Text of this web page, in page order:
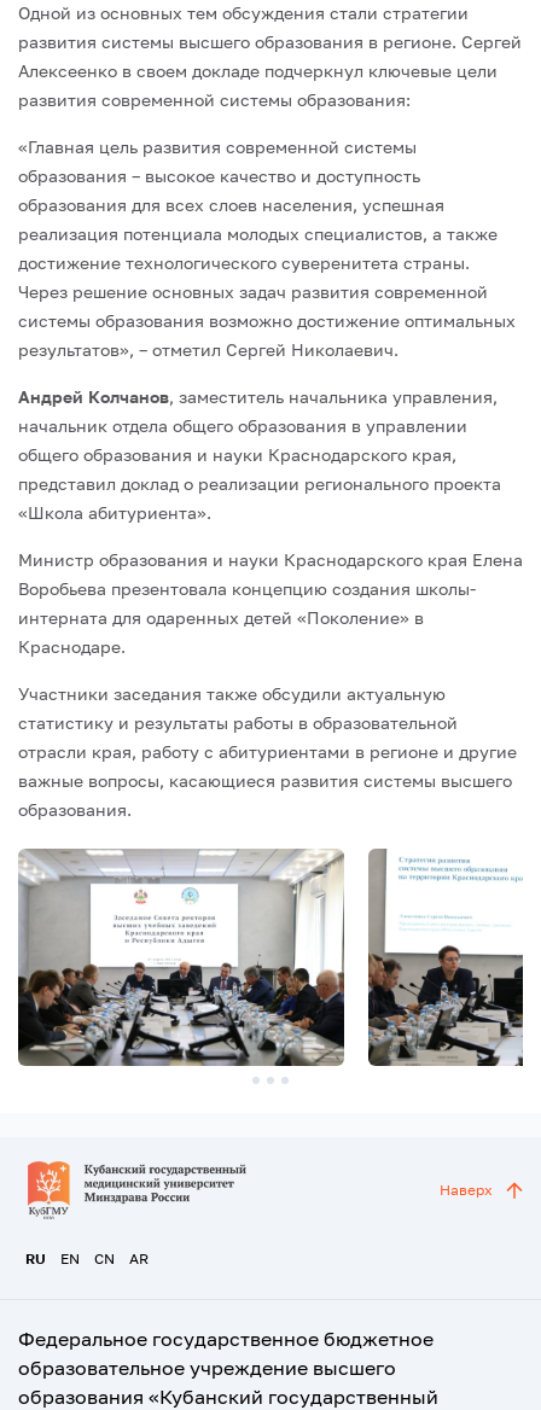
Одной из основных тем обсуждения стали стратегии
развития системы высшего образования в регионе. Сергей
Алексеенко в своем докладе подчеркнул ключевые цели
развития современной системы образования:
«Главная цель развития современной системы
образования – высокое качество и доступность
образования для всех слоев населения, успешная
реализация потенциала молодых специалистов, а также
достижение технологического суверенитета страны.
Через решение основных задач развития современной
системы образования возможно достижение оптимальных
результатов», – отметил Сергей Николаевич.
Андрей Колчанов, заместитель начальника управления,
начальник отдела общего образования в управлении
общего образования и науки Краснодарского края,
представил доклад о реализации регионального проекта
«Школа абитуриента».
Министр образования и науки Краснодарского края Елена
Воробьева презентовала концепцию создания школы-
интерната для одаренных детей «Поколение» в
Краснодаре.
Участники заседания также обсудили актуальную
статистику и результаты работы в образовательной
отрасли края, работу с абитуриентами в регионе и другие
важные вопросы, касающиеся развития системы высшего
образования.
RU EN CN AR
Наверх
Федеральное государственное бюджетное
образовательное учреждение высшего
образования «Кубанский государственный